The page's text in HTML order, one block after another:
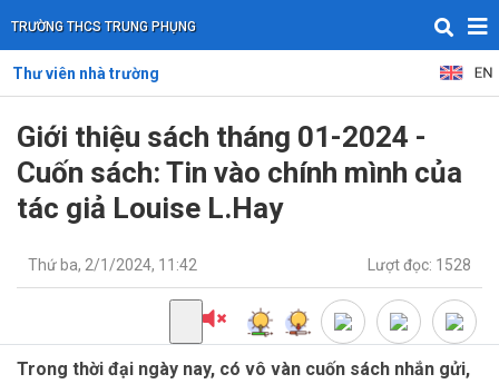
TRƯỜNG THCS TRUNG PHỤNG
Thư viên nhà trường
Giới thiệu sách tháng 01-2024 -
Cuốn sách: Tin vào chính mình của
tác giả Louise L.Hay
Thứ ba, 2/1/2024, 11:42 Lượt đọc: 1528
Trong thời đại ngày nay, có vô vàn cuốn sách nhắn gửi,